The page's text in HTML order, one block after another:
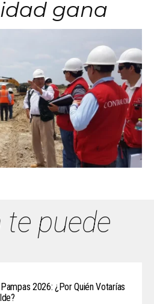
gana
puede
2026: ¿Por Quién Votarías